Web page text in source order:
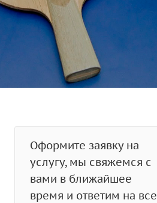
Оформите заявку на
услугу, мы свяжемся с
вами в ближайшее
время и ответим на все